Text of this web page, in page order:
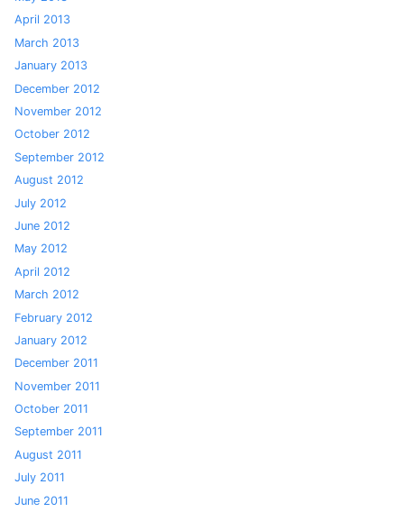
April 2013
March 2013
January 2013
December 2012
November 2012
October 2012
September 2012
August 2012
July 2012
June 2012
May 2012
April 2012
March 2012
February 2012
January 2012
December 2011
November 2011
October 2011
September 2011
August 2011
July 2011
June 2011